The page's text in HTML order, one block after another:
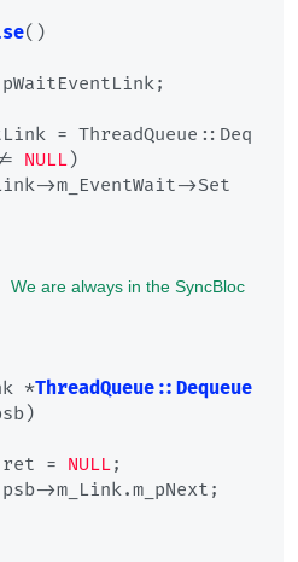
()
= ThreadQueue::Deq
NULL)
We are always in the SyncBloc
*ThreadQueue::Dequeue
ret =
NULL;